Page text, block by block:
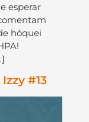
esperar
hóquei
#13